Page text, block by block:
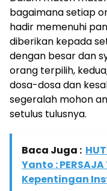
bagaimana setiap
hadir memenuhi
diberikan kepada
dengan besar dan
orang terpilih,
dosa-dosa dan
segeralah mohon
setulus tulusnya.
Baca Juga :
Yanto :
Kepentingan